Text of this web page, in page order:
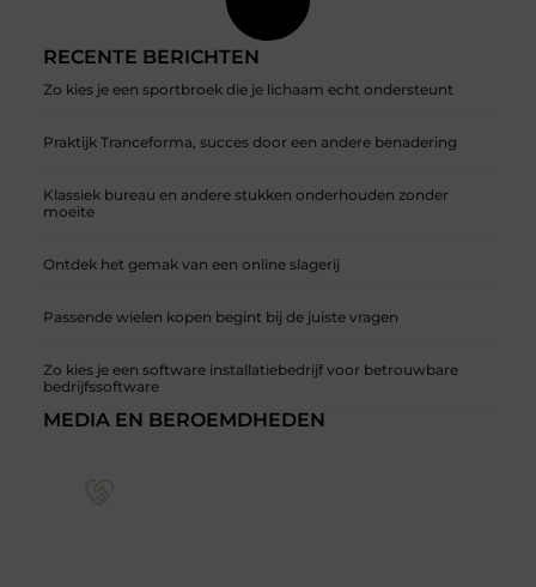
RECENTE BERICHTEN
Zo kies je een sportbroek die je lichaam echt ondersteunt
Praktijk Tranceforma, succes door een andere benadering
Klassiek bureau en andere stukken onderhouden zonder
moeite
Ontdek het gemak van een online slagerij
Passende wielen kopen begint bij de juiste vragen
Zo kies je een software installatiebedrijf voor betrouwbare
bedrijfssoftware
MEDIA EN BEROEMDHEDEN